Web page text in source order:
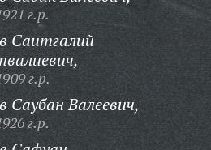
г.р.
Саитгалий
г.р.
Саубан Валеевич,
г.р.